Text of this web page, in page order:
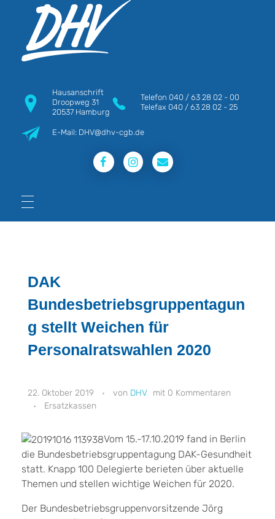
Hausanschrift
Droopweg 31
20537 Hamburg
Telefon 040 / 63 28 02 - 00
Telefax 040 / 63 28 02 - 25
E-Mail: DHV@dhv-cgb.de
DAK
Bundesbetriebsgruppentagun
g stellt Weichen für
Personalratswahlen 2020
22. Oktober 2019 DHV
0 Kommentaren
Ersatzkassen
Vom 15.-17.10.2019 fand in Berlin
die Bundesbetriebsgruppentagung DAK-Gesundheit
statt. Knapp 100 Delegierte berieten über aktuelle
Themen und stellen wichtige Weichen für 2020.
Der Bundesbetriebsgruppenvorsitzende Jörg